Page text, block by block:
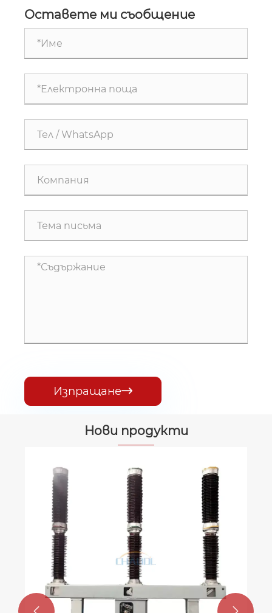
напрежение?
захранващата система със средно
напрежение?
Оставете ми съобщение
Изпращане
Нови продукти
11KV маслен трансформатор
Виж повече >>
 